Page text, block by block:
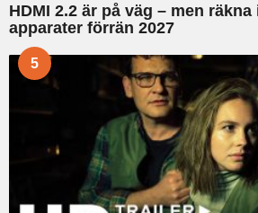
HDMI 2.2 är på väg – men
apparater förrän 2027
5